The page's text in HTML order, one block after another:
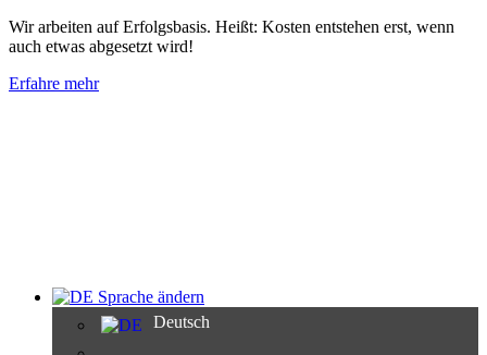
Wir arbeiten auf Erfolgsbasis. Heißt: Kosten entstehen erst, wenn
auch etwas abgesetzt wird!
Erfahre mehr
Sprache ändern
Deutsch